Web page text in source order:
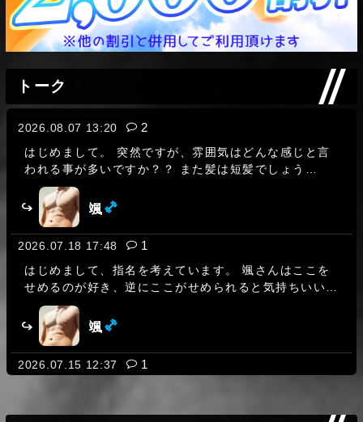
トーク
2026.08.07 13:20 2
はじめまして。 突然ですが、雰囲気はどんな感じと言
われる事が多いですか？？ また髪は短髪でしょう
か？？
颯
2026.07.18 17:48 1
はじめまして、指名を考えています。 颯さんはここを
せめるのが好き、逆にここがせめられると気持ちいいと
かありますか？
颯
2026.07.15 12:37 1